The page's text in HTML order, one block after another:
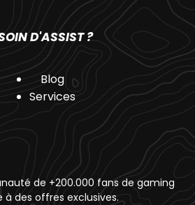
D'ASSIST ?
Blog
Services
de +200.000 fans de gaming
des offres exclusives.